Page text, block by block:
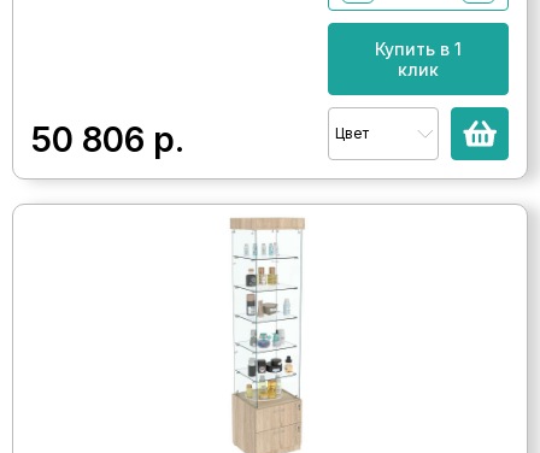
50 806 р.
Купить в 1
клик
Цвет